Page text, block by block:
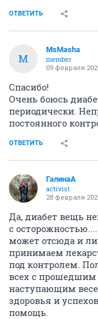
ОТВЕТИТЬ
M
MsMasha
member
09 февраля
Спасибо!
Очень боюсь
периодически.
постоянного
ОТВЕТИТЬ
ГалинаА
activist
28 февраля
Да, диабет вещь
с
может отсюда и
принимаем
под контролем.
всех с прошедшим
наступающим
здоровья и
помощь.